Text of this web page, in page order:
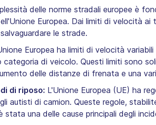
delle norme stradali europee è
Europea. Dai limiti di velocità
le strade.
Europea ha limiti di velocità
di veicolo. Questi limiti sono
delle distanze di frenata e una
di riposo: L'Unione Europea (UE) ha
autisti di camion. Queste regole,
stata una delle cause principali degli